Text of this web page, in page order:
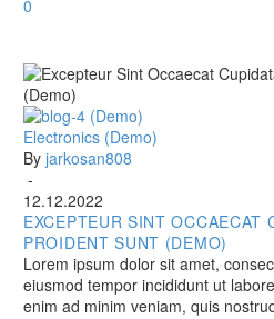
0
Excepteur
Sint
Occaecat
Cupidatat
non
Proident
Sunt
(Demo)
Electronics (Demo)
By jarkosan808
-
12.12.2022
EXCEPTEUR SINT OCCAECAT
PROIDENT SUNT (DEMO)
Lorem ipsum dolor sit amet,
eiusmod tempor incididunt ut
enim ad minim veniam, quis